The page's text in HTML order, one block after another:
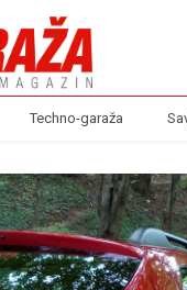
Techno-garaža